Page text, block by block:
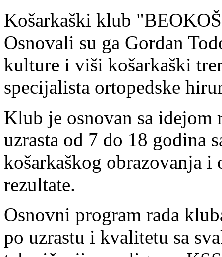
Košarkaški klub
Osnovali su ga Gordan
kulture i viši košarkaški
specijalista ortopedske
Klub je osnovan sa idejom
uzrasta od 7 do 18 godina
košarkaškog obrazovanja i
rezultate.
Osnovni program rada
po uzrastu i kvalitetu sa